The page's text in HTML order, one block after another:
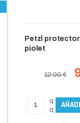
Petzl
piolet
12.00 €